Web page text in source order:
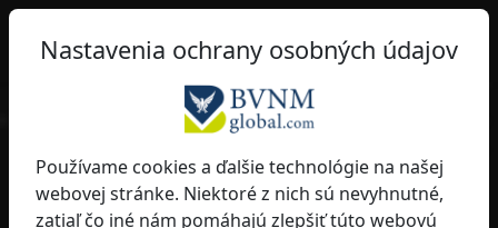
SK Filter
Ukáž svetu, kto si - profesionálny, moderný,
qume– Maximálna
viditeľnosť
Nastavenia ochrany osobných údajov
Používame cookies a ďalšie technológie na našej
webovej stránke. Niektoré z nich sú nevyhnutné,
zatiaľ čo iné nám pomáhajú zlepšiť túto webovú